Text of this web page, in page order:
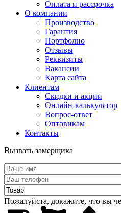
Оплата и рассрочка
О компании
Производство
Гарантия
Портфолио
Отзывы
Реквизиты
Вакансии
Карта сайта
Клиентам
Скидки и акции
Онлайн-калькулятор
Вопрос-ответ
Оптовикам
Контакты
Вызвать замерщика
Пожалуйста, докажите, что вы